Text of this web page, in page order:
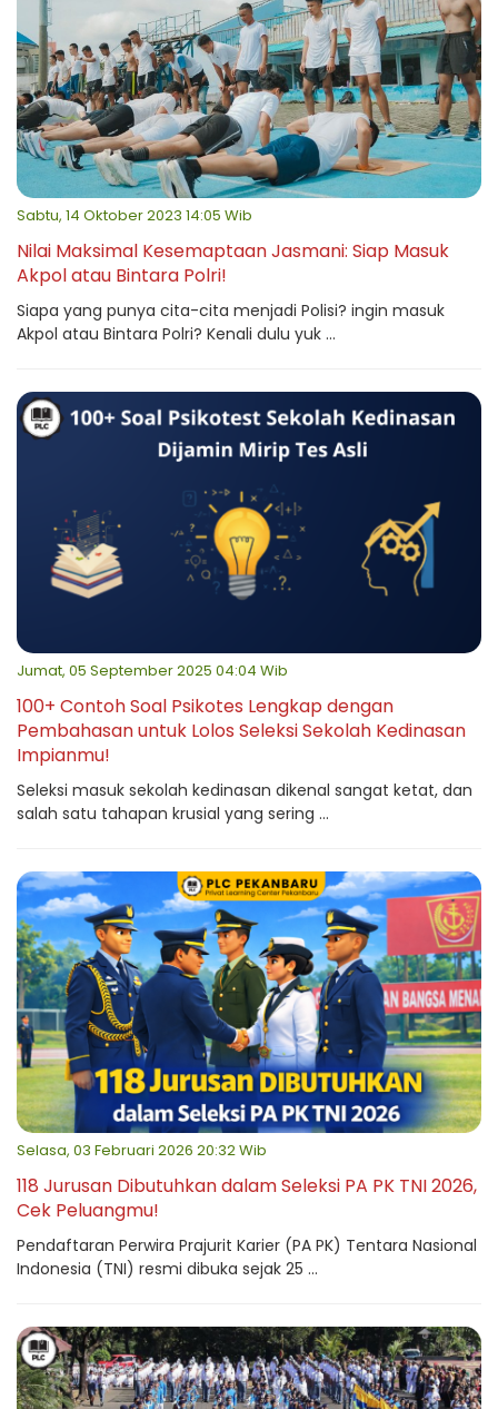
Sabtu, 14 Oktober 2023 14:05 Wib
Nilai Maksimal Kesemaptaan Jasmani: Siap Masuk
Akpol atau Bintara Polri!
Siapa yang punya cita-cita menjadi Polisi? ingin masuk
Akpol atau Bintara Polri? Kenali dulu yuk ...
Jumat, 05 September 2025 04:04 Wib
100+ Contoh Soal Psikotes Lengkap dengan
Pembahasan untuk Lolos Seleksi Sekolah Kedinasan
Impianmu!
Seleksi masuk sekolah kedinasan dikenal sangat ketat, dan
salah satu tahapan krusial yang sering ...
Selasa, 03 Februari 2026 20:32 Wib
118 Jurusan Dibutuhkan dalam Seleksi PA PK TNI 2026,
Cek Peluangmu!
Pendaftaran Perwira Prajurit Karier (PA PK) Tentara Nasional
Indonesia (TNI) resmi dibuka sejak 25 ...